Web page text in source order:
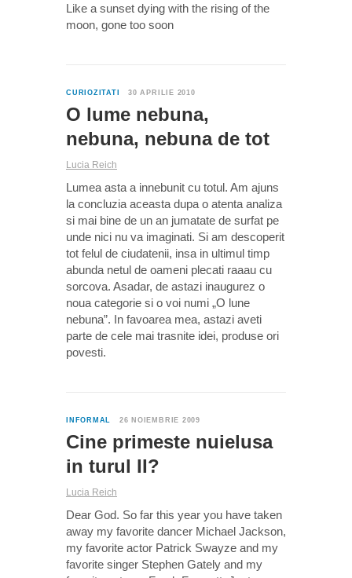
Like a sunset dying with the rising of the
moon, gone too soon
CURIOZITATI 30 APRILIE 2010
O lume nebuna,
nebuna, nebuna de tot
Lucia Reich
Lumea asta a innebunit cu totul. Am ajuns
la concluzia aceasta dupa o atenta analiza
si mai bine de un an jumatate de surfat pe
unde nici nu va imaginati. Si am descoperit
tot felul de ciudatenii, insa in ultimul timp
abunda netul de oameni plecati raaau cu
sorcova. Asadar, de astazi inaugurez o
noua categorie si o voi numi „O lune
nebuna”. In favoarea mea, astazi aveti
parte de cele mai trasnite idei, produse ori
povesti.
INFORMAL 26 NOIEMBRIE 2009
Cine primeste nuielusa
in turul II?
Lucia Reich
Dear God. So far this year you have taken
away my favorite dancer Michael Jackson,
my favorite actor Patrick Swayze and my
favorite singer Stephen Gately and my